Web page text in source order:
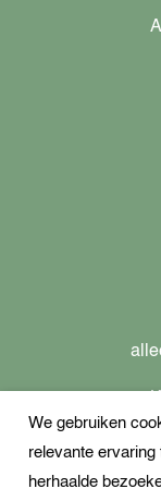
We gebruiken
relevante
herhaalde